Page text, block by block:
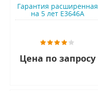
Гарантия расширенная
на 5 лет E3646A
Цена по запросу